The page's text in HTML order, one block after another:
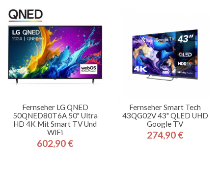
Fernseher LG QNED
50QNED80T6A 50" Ultra
HD 4K Mit Smart TV Und
WiFi
Preis
602,90 €
Fernseher Smart Tech
43QG02V 43" QLED UHD
Google TV
Preis
274,90 €